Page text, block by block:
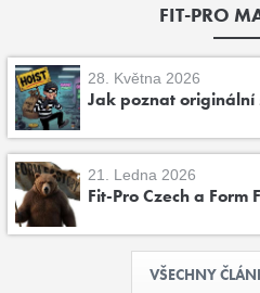
FIT-PRO
28. Května 2026
Jak poznat originální
21. Ledna 2026
Fit-Pro Czech a
VŠECHNY